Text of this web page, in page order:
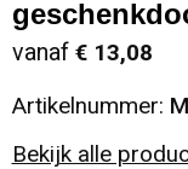
vanaf € 13,08
Artikelnummer:
Bekijk alle